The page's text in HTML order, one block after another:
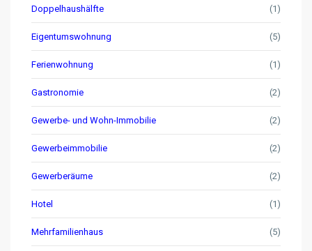
Doppelhaushälfte (1)
Eigentumswohnung (5)
Ferienwohnung (1)
Gastronomie (2)
Gewerbe- und Wohn-Immobilie (2)
Gewerbeimmobilie (2)
Gewerberäume (2)
Hotel (1)
Mehrfamilienhaus (5)